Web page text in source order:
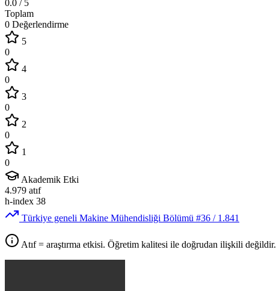
0.0 / 5
Toplam
0 Değerlendirme
5
0
4
0
3
0
2
0
1
0
Akademik Etki
4.979 atıf
h-index 38
Türkiye geneli Makine Mühendisliği Bölümü #36 / 1.841
Atıf = araştırma etkisi. Öğretim kalitesi ile doğrudan ilişkili değildir.